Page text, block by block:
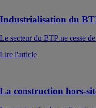
Industrialisation du
Le secteur du BTP ne cesse
Lire l'article
La construction hors-